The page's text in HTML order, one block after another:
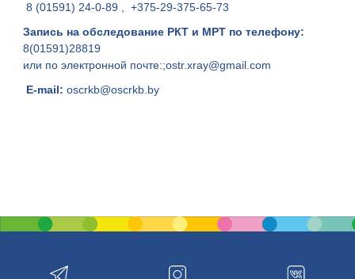
8 (01591) 24-0-89 ,+375-29-375-65-73
Запись на обследование РКТ и МРТ по телефону:
8(01591)28819
или по электронной почте:;ostr.xray@gmail.com
E-mail: oscrkb@oscrkb.by